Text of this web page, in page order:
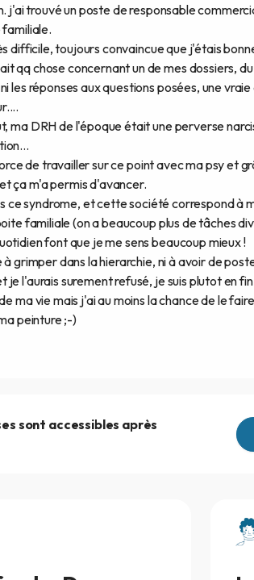
j'ai trouvé un poste de responsable
difficile, toujours convaincue que j'étais
qq chose concernant un de mes dossiers,
les réponses aux questions posées, une
ma DRH de l'époque était une perverse
de travailler sur ce point avec ma psy et
ça m'a permis d'avancer.
ce syndrome, et cette société correspond à
familiale (on a beaucoup plus de tâches
font que je me sens beaucoup mieux !
à grimper dans la hierarchie, ni à avoir de
je l'aurais surement refusé, je suis plutot en
ma vie mais j'ai au moins la chance de le
peinture ;-)
sont accessibles après